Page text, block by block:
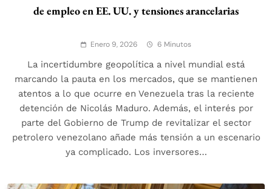
de empleo en EE. UU. y tensiones arancelarias
Enero 9, 2026 6 Minutos
La incertidumbre geopolítica a nivel mundial está
marcando la pauta en los mercados, que se mantienen
atentos a lo que ocurre en Venezuela tras la reciente
detención de Nicolás Maduro. Además, el interés por
parte del Gobierno de Trump de revitalizar el sector
petrolero venezolano añade más tensión a un escenario
ya complicado. Los inversores…